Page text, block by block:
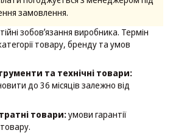
замовлення.
зобовʼязання виробника. Термін
товару, бренду та умов
та технічні товари:
до 36 місяців залежно від
товари:умови гарантії